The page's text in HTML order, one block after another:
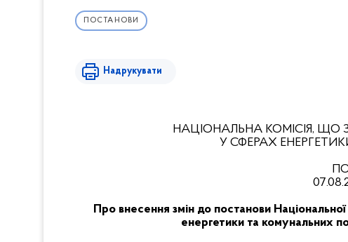
ПОСТАНОВИ
Надрукувати
НАЦІОНАЛЬНА КОМІСІЯ,
У СФЕРАХ
07
Про внесення змін до постанови
енергетики та комунальних